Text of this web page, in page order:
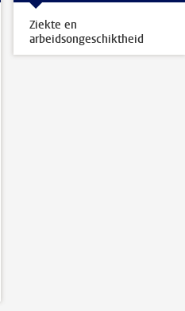
Ziekte en
arbeidsongeschiktheid